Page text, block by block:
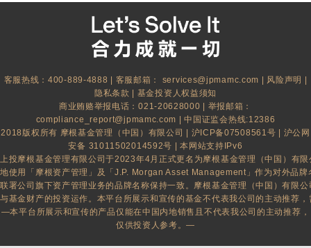
客服热线：400-889-4888 | 客服邮箱： services@jpmamc.com 风险声明
隐私条款
基金投资人权益须知
商业贿赂举报电话：021-20628000 | 举报邮箱：
compliance_report@jpmamc.com
| 中国证监会热线:12386
2018版权所有 摩根基金管理（中国）有限公司 | 沪ICP备07508561号
沪公网
安备 31011502014592号
| 本网站支持IPv6
上投摩根基金管理有限公司于2023年4月正式更名为摩根基金管理（中国）有
地使用「摩根资产管理」及「J.P. Morgan Asset Management」作为对外品
联署公司旗下资产管理业务的品牌名称保持一致。摩根基金管理（中国）有限
与基金财产的投资运作。本平台所展示和宣传的基金不代表我公司的主动推荐
—本平台所展示和宣传的产品仅能在中国内地销售且不代表我公司的主动推荐，
仅供投资人参考。—